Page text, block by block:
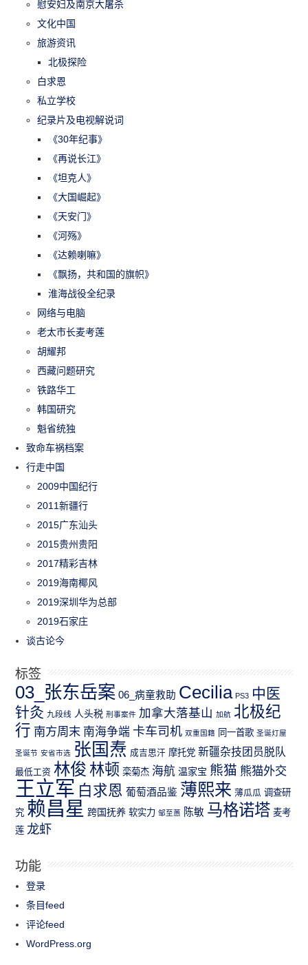
慰安妇及南京大屠杀
文化中国
旅游资讯
北极探险
白求恩
私立学校
纪录片及电视解说词
《30年纪事》
《再说长江》
《坦克人》
《大国崛起》
《天安门》
《河殇》
《达赖喇嘛》
《飘扬，共和国的旗帜》
淮海战役全纪录
网络与电脑
老太市长麦考莲
胡耀邦
西藏问题研究
铁路华工
韩国研究
魁省统独
致命车祸档案
行走中国
2009中国纪行
2011新疆行
2015广东汕头
2015贵州贵阳
2017精彩吉林
2019海南椰风
2019深圳华为总部
2019石家庄
谈古论今
标签
03_张东岳案 06_病童救助 Cecilia PS3 中医
针灸 九段线 人头税 刑事案件 加拿大落基山 加航 北极纪
行 南方周末 南海争端 卡车司机 双重国籍 同一首歌 圣诞灯屋
圣诞节 安省市选 张国焘 成吉思汗 摩托党 新疆杂技团员脱队
最低工资 林俊 林顿 栾菊杰 海航 温家宝 熊猫 熊猫外交
王立军 白求恩 葡萄酒品鉴 薄熙来 薄瓜瓜 调查研
究 赖昌星 跨国抚养 软实力 邹至蕙 陈敏 马格诺塔 麦考
莲 龙虾
功能
登录
条目feed
评论feed
WordPress.org